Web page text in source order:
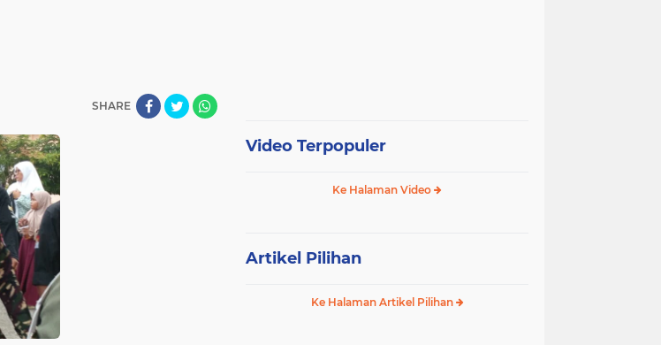
SHARE
Video Terpopuler
Ke Halaman Video
Artikel Pilihan
Ke Halaman Artikel Pilihan